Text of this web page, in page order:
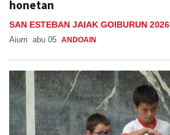
honetan
SAN ESTEBAN JAIAK GOIBURUN 2026
Aiurri abu 05 ANDOAIN